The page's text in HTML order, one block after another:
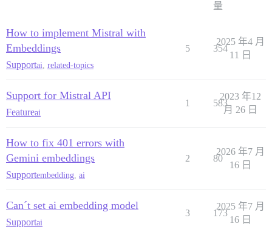
量
How to implement Mistral with
Embeddings
Supportai related-topics
5 354
2025 年4 月
11 日
Support for Mistral API
Featureai
1 583
2023 年12
月 26 日
How to fix 401 errors with
Gemini embeddings
Supportembedding ai
2 80
2026 年7 月
16 日
Can´t set ai embedding model
Supportai
3 173
2025 年7 月
16 日